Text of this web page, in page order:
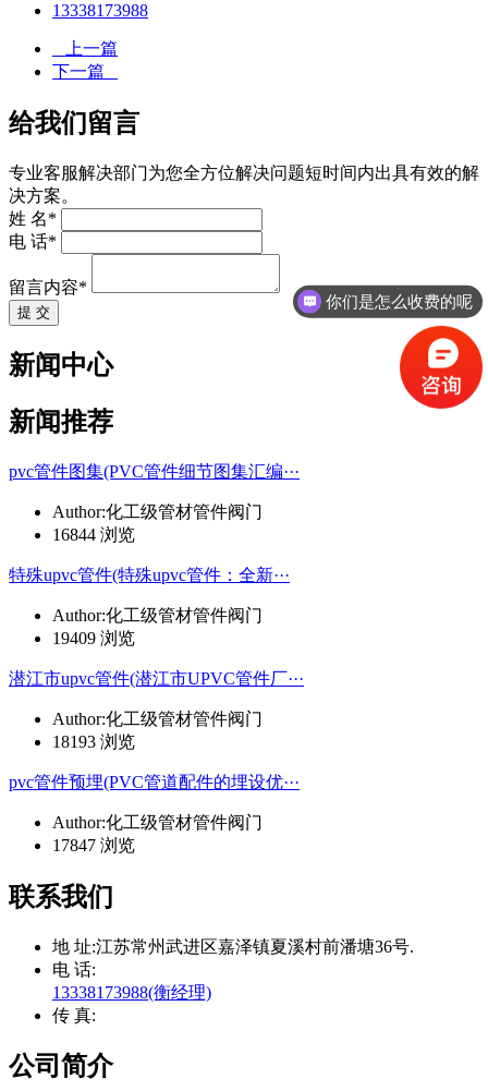
13338173988
上一篇
下一篇
给我们留言
专业客服解决部门为您全方位解决问题短时间内出具有效的解
决方案。
姓 名*
电 话*
留言内容*
提 交
新闻中心
新闻推荐
pvc管件图集(PVC管件细节图集汇编···
Author:化工级管材管件阀门
16844 浏览
特殊upvc管件(特殊upvc管件：全新···
Author:化工级管材管件阀门
19409 浏览
潜江市upvc管件(潜江市UPVC管件厂···
Author:化工级管材管件阀门
18193 浏览
pvc管件预埋(PVC管道配件的埋设优···
Author:化工级管材管件阀门
17847 浏览
联系我们
地 址:江苏常州武进区嘉泽镇夏溪村前潘塘36号.
电 话:
13338173988(衡经理)
传 真:
公司简介
你们是怎么收费的呢